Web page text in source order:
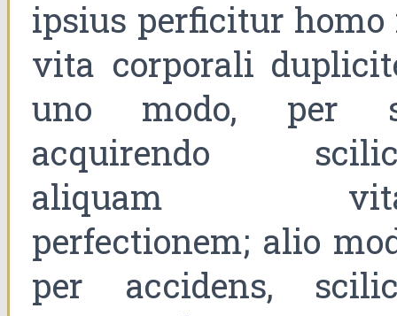
ipsius perficitur
vita corporali
uno modo, per
acquirendo
aliquam
perfectionem; alio
per accidens,